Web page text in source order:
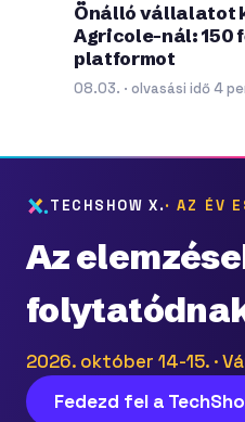
Önálló vállalatot
Agricole-nál: 150
platformot
08.03. · olvasási idő 4
TECHSHOW X.· AZ ÉV
Az
2026. október 14-15. ·
Fedezd fel a